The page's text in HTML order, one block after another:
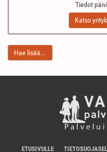
Tiedot
Katso
Hae lisää...
ETUSIVULLE